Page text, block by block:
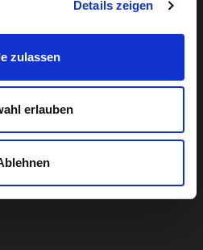
Details zeigen
zulassen
erlauben
la maladie?